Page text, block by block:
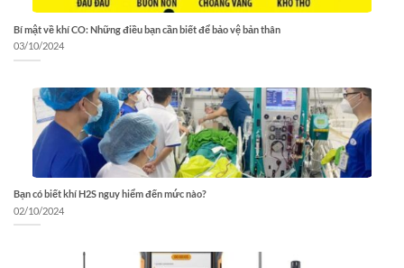
Bí mật về khí CO: Những điều bạn cần biết để bảo vệ bản thân
03/10/2024
Bạn có biết khí H2S nguy hiểm đến mức nào?
02/10/2024